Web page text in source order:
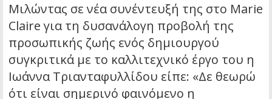
Μιλώντας σε νέα συνέντευξή της στο Marie
Claire για τη δυσανάλογη προβολή της
προσωπικής ζωής ενός δημιουργού
συγκριτικά με το καλλιτεχνικό έργο του η
Ιωάννα Τριανταφυλλίδου είπε: «Δε θεωρώ
ότι είναι σημερινό φαινόμενο η